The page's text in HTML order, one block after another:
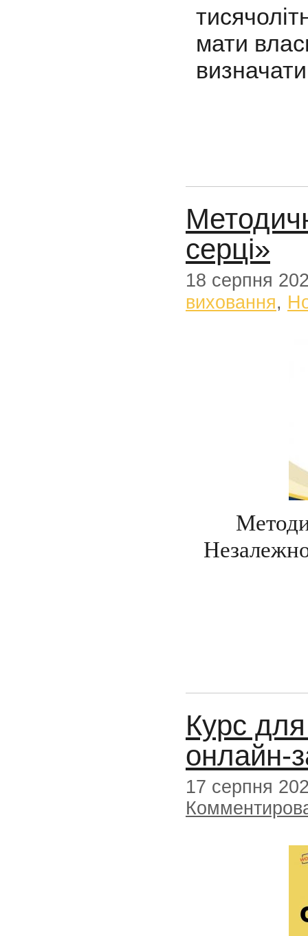
мати
серці»
18 серпня
виховання,
Курс для
онлайн-
17 серпня